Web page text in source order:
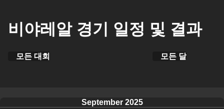
비야레알 경기 일정 및 결과
모든 대회 모든 달
September 2025